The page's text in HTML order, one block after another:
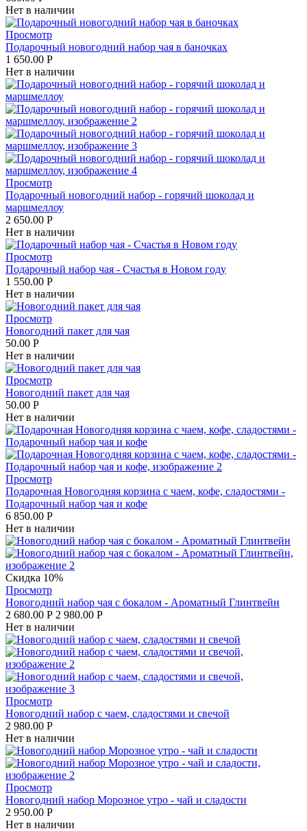
Нет в наличии
Просмотр
Подарочный новогодний набор чая в баночках
1 650.00 Р
Нет в наличии
Просмотр
Подарочный новогодний набор - горячий шоколад и
маршмеллоу
2 650.00 Р
Нет в наличии
Просмотр
Подарочный набор чая - Счастья в Новом году
1 550.00 Р
Нет в наличии
Просмотр
Новогодний пакет для чая
50.00 Р
Нет в наличии
Просмотр
Новогодний пакет для чая
50.00 Р
Нет в наличии
Просмотр
Подарочная Новогодняя корзина с чаем, кофе, сладостями -
Подарочный набор чая и кофе
6 850.00 Р
Нет в наличии
Скидка 10%
Просмотр
Новогодний набор чая с бокалом - Ароматный Глинтвейн
2 680.00 Р 2 980.00 Р
Нет в наличии
Просмотр
Новогодний набор с чаем, сладостями и свечой
2 980.00 Р
Нет в наличии
Просмотр
Новогодний набор Морозное утро - чай и сладости
2 950.00 Р
Нет в наличии